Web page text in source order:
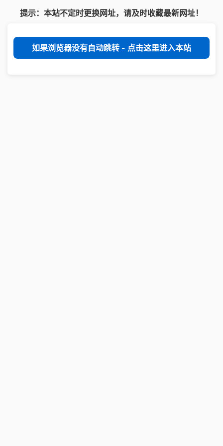
提示：本站不定时更换网址，请及时收藏最新网址！
如果浏览器没有自动跳转 - 点击这里进入本站